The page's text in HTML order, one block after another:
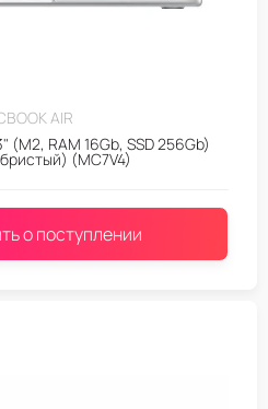
AIR
(M2, RAM 16Gb, SSD 256Gb)
(MC7V4)
о поступлении